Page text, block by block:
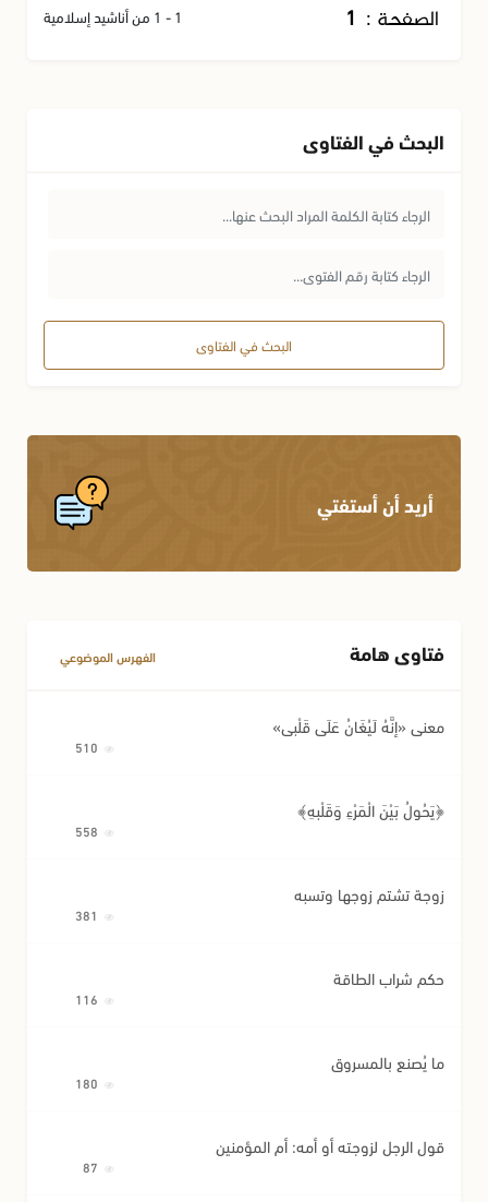
الصفحة : 1 1 - 1 من أناشيد إسلامية
البحث في الفتاوى
البحث في الفتاوى
أريد أن أستفتي
فتاوى هامة الفهرس الموضوعي
معنى «إِنَّهُ لَيُغَانُ عَلَى قَلْبِي»
﴿يَحُولُ بَيْنَ الْمَرْءِ وَقَلْبِهِ﴾
زوجة تشتم زوجها وتسبه
حكم شراب الطاقة
ما يُصنع بالمسروق
قول الرجل لزوجته أو أمه: أم المؤمنين